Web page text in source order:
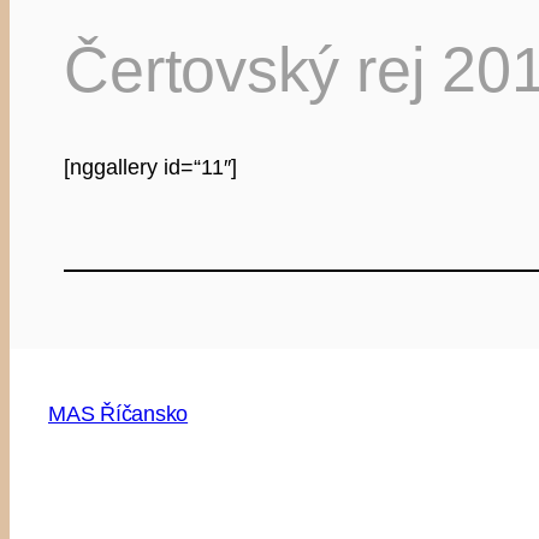
Čertovský rej
[nggallery id=“11″]
MAS Říčansko